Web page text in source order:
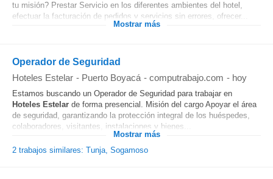
tu misión? Prestar Servicio en los diferentes ambientes del hotel,
efectuar la facturación de pedidos y servicios sin errores, ofrecer...
Mostrar más
Operador de Seguridad
Hoteles Estelar - Puerto Boyacá - computrabajo.com - hoy
Estamos buscando un Operador de Seguridad para trabajar en
Hoteles Estelar de forma presencial. Misión del cargo Apoyar el área
de seguridad, garantizando la protección integral de los huéspedes,
colaboradores, visitantes, instalaciones y bienes...
Mostrar más
2 trabajos similares: Tunja, Sogamoso